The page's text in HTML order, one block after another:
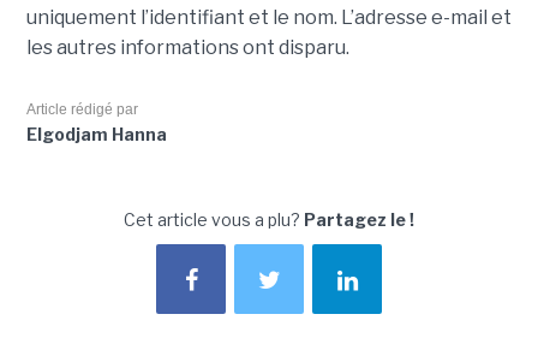
uniquement l’identifiant et le nom. L’adresse e-mail et
les autres informations ont disparu.
Article rédigé par
Elgodjam Hanna
Cet article vous a plu? Partagez le !